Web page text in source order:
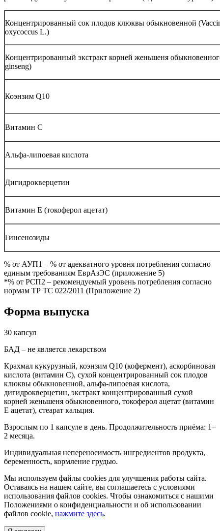
Концентрированный сок плодов клюквы обыкновенной
oxycoccus L.)
Концентрированный экстракт корней женьшеня
ginseng)
Коэнзим Q10
Витамин С
Альфа-липоевая кислота
Дигидрокверцетин
Витамин Е (токоферол ацетат)
Гинсенозиды
% от АУП1 – % от адекватного уровня потребления согласно
единым требованиям ЕврАзЭС (приложение 5)
*% от РСП2 – рекомендуемый уровень потребления согласно
нормам ТР ТС 022/2011 (Приложение 2)
Форма выпуска
30 капсул
БАД – не является лекарством
Крахмал кукурузный, коэнзим Q10 (кофермент), аскорбиновая
кислота (витамин С), сухой концентрированный сок плодов
клюквы обыкновенной, альфа-липоевая кислота,
дигидрокверцетин, экстракт концентрированный сухой
корней женьшеня обыкновенного, токоферол ацетат (витамин
Е ацетат), стеарат кальция.
Взрослым по 1 капсуле в день. Продолжительность приёма: 1–
2 месяца.
Индивидуальная непереносимость ингредиентов продукта,
беременность, кормление грудью.
Мы используем файлы cookies для улучшения работы сайта.
Оставаясь на нашем сайте, вы соглашаетесь с условиями
использования файлов cookies. Чтобы ознакомиться с нашими
Положениями о конфиденциальности и об использовании
файлов cookie, нажмите здесь.